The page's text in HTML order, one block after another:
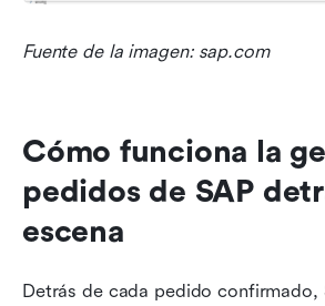
Fuente de la imagen: sap.com
Cómo funciona la
pedidos de SAP
escena
Detrás de cada pedido confirmado,